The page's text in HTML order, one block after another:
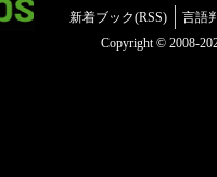
新着ブック(RSS)
言語
Copyright © 2008-